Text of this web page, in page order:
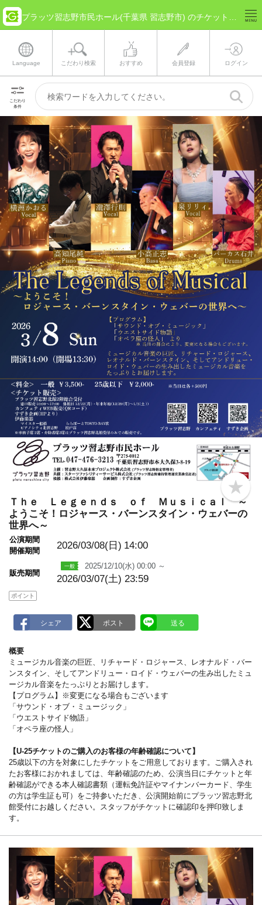
Language こだわり検索 おすすめ 会員登録 ログイン
こだわり
条件
b
o
k
Ｔｈｅ Ｌｅｇｅｎｄｓ ｏｆ Ｍｕｓｉｃａｌ ～
ようこそ！ロジャース・バーンスタイン・ウェバーの
世界へ～
公演期間
開催期間
2026/03/08(日) 14:00
販売期間
2025/12/10(水) 00:00 ～
2026/03/07(土) 23:59
ポイント
概要
ミュージカル音楽の巨匠、リチャード・ロジャース、レオナルド・バー
ンスタイン、そしてアンドリュー・ロイド・ウェバーの生み出したミュ
ージカル音楽をたっぷりとお届けします。
【プログラム】※変更になる場合もございます
「サウンド・オブ・ミュージック」
「ウエストサイド物語」
「オペラ座の怪人」
【U-25チケットのご購入のお客様の年齢確認について】
25歳以下の方を対象にしたチケットをご用意しております。ご購入され
たお客様におかれましては、年齢確認のため、公演当日にチケットと年
齢確認ができる本人確認書類（運転免許証やマイナンバーカード、学生
の方は学生証も可）をご持参いただき、公演開始前にプラッツ習志野北
館受付にお越しください。スタッフがチケットに確認印を押印致しま
す。